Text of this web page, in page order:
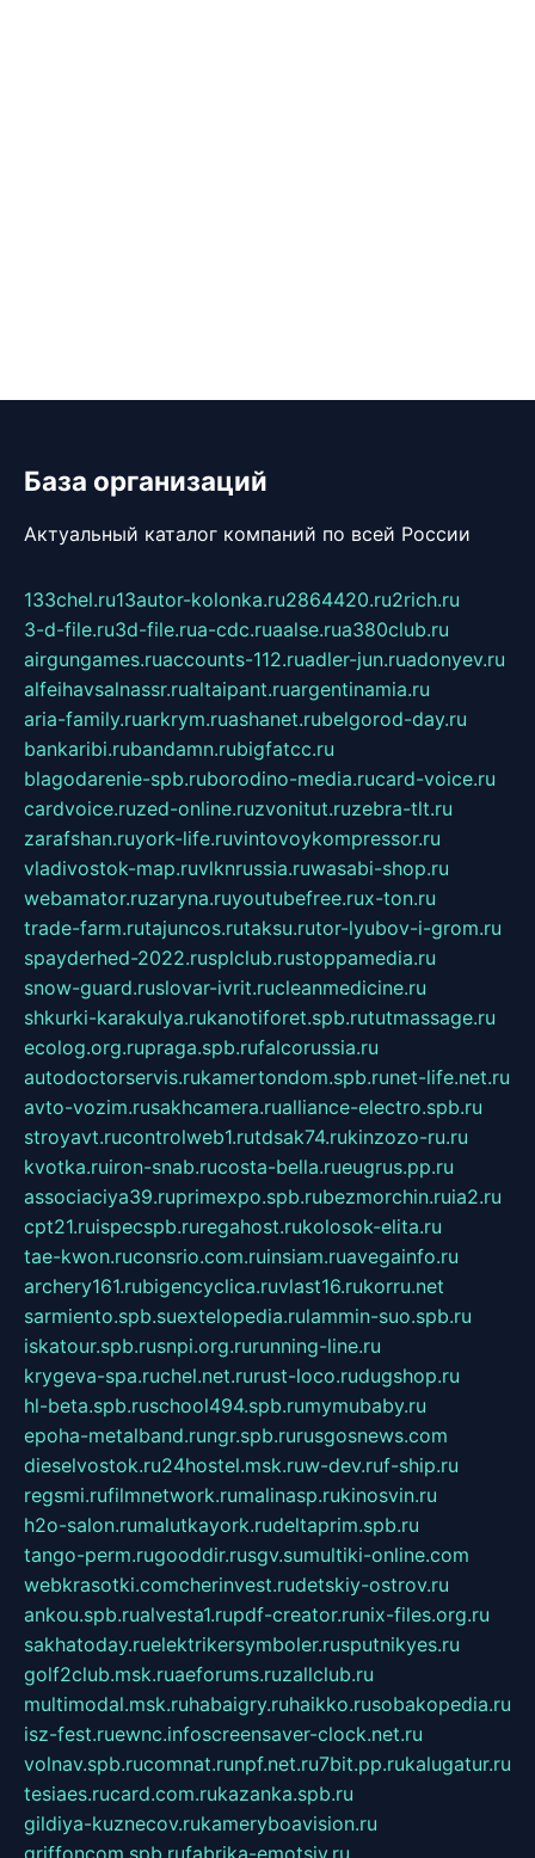
База организаций
Актуальный каталог компаний по всей России
133chel.ru13autor-kolonka.ru2864420.ru2rich.ru
3-d-file.ru3d-file.rua-cdc.ruaalse.rua380club.ru
airgungames.ruaccounts-112.ruadler-jun.ruadonyev.ru
alfeihavsalnassr.rualtaipant.ruargentinamia.ru
aria-family.ruarkrym.ruashanet.rubelgorod-day.ru
bankaribi.rubandamn.rubigfatcc.ru
blagodarenie-spb.ruborodino-media.rucard-voice.ru
cardvoice.ruzed-online.ruzvonitut.ruzebra-tlt.ru
zarafshan.ruyork-life.ruvintovoykompressor.ru
vladivostok-map.ruvlknrussia.ruwasabi-shop.ru
webamator.ruzaryna.ruyoutubefree.rux-ton.ru
trade-farm.rutajuncos.rutaksu.rutor-lyubov-i-grom.ru
spayderhed-2022.rusplclub.rustoppamedia.ru
snow-guard.ruslovar-ivrit.rucleanmedicine.ru
shkurki-karakulya.rukanotiforet.spb.rututmassage.ru
ecolog.org.rupraga.spb.rufalcorussia.ru
autodoctorservis.rukamertondom.spb.runet-life.net.ru
avto-vozim.rusakhcamera.rualliance-electro.spb.ru
stroyavt.rucontrolweb1.rutdsak74.rukinzozo-ru.ru
kvotka.ruiron-snab.rucosta-bella.rueugrus.pp.ru
associaciya39.ruprimexpo.spb.rubezmorchin.ruia2.ru
cpt21.ruispecspb.ruregahost.rukolosok-elita.ru
tae-kwon.ruconsrio.com.ruinsiam.ruavegainfo.ru
archery161.rubigencyclica.ruvlast16.rukorru.net
sarmiento.spb.suextelopedia.rulammin-suo.spb.ru
iskatour.spb.rusnpi.org.rurunning-line.ru
krygeva-spa.ruchel.net.rurust-loco.rudugshop.ru
hl-beta.spb.ruschool494.spb.rumymubaby.ru
epoha-metalband.rungr.spb.rurusgosnews.com
dieselvostok.ru24hostel.msk.ruw-dev.ruf-ship.ru
regsmi.rufilmnetwork.rumalinasp.rukinosvin.ru
h2o-salon.rumalutkayork.rudeltaprim.spb.ru
tango-perm.rugooddir.rusgv.sumultiki-online.com
webkrasotki.comcherinvest.rudetskiy-ostrov.ru
ankou.spb.rualvesta1.rupdf-creator.runix-files.org.ru
sakhatoday.ruelektrikersymboler.rusputnikyes.ru
golf2club.msk.ruaeforums.ruzallclub.ru
multimodal.msk.ruhabaigry.ruhaikko.rusobakopedia.ru
isz-fest.ruewnc.infoscreensaver-clock.net.ru
volnav.spb.rucomnat.runpf.net.ru7bit.pp.rukalugatur.ru
tesiaes.rucard.com.rukazanka.spb.ru
gildiya-kuznecov.rukameryboavision.ru
griffoncom.spb.rufabrika-emotsiy.ru